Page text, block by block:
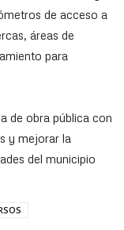
de acceso a
áreas de
para
de obra pública con
y mejorar la
del municipio